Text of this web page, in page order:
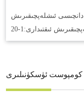
ئىشلەپچىقىرىش
ئىقتىدارى:
كومپوست ئۈسكۈنىلىرى